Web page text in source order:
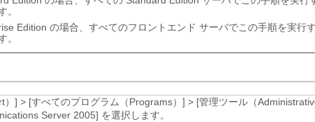
。
Edition の場合、すべてのフロントエンド サーバでこの手順を実行
。
）] > [すべてのプログラム（Programs）] > [管理ツール（
Server 2005] を選択します。